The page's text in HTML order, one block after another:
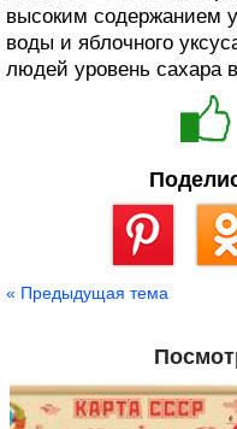
высоким содержанием
воды и яблочного
людей уровень сахара
« Предыдущая тема